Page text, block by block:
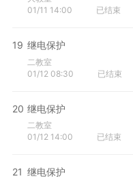
01/11 14:00
已结束
19 继电保护
二教室
01/12 08:30
已结束
20 继电保护
二教室
01/12 14:00
已结束
21 继电保护